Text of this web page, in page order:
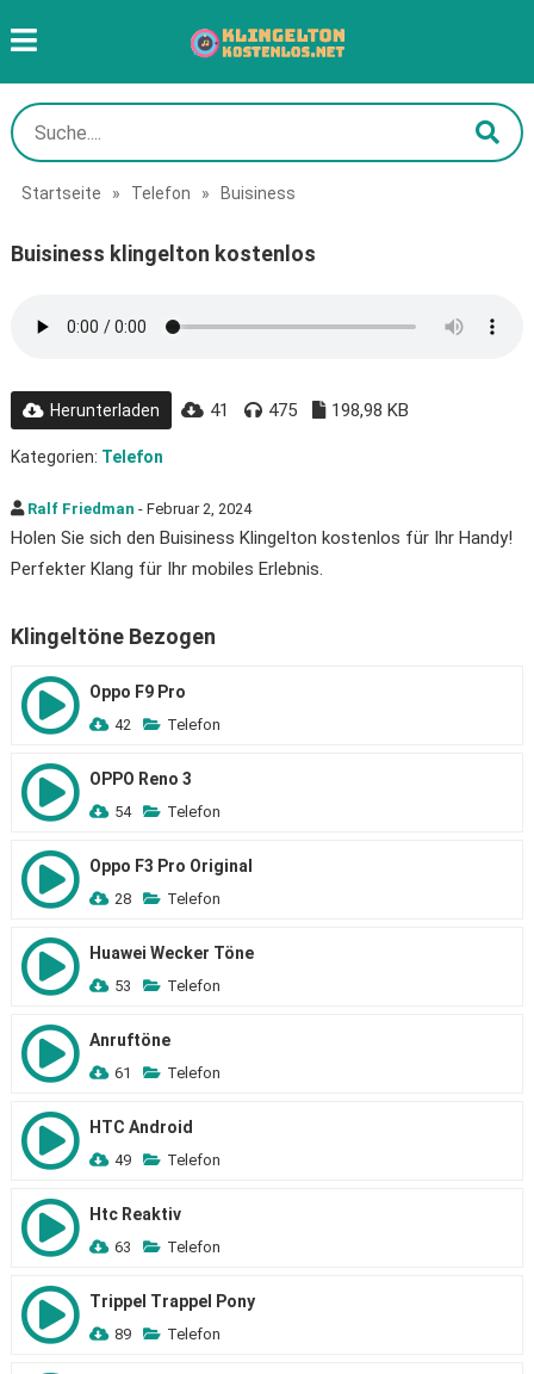
Startseite » Telefon » Buisiness
Buisiness klingelton kostenlos
Herunterladen 41 475 198,98 KB
Kategorien: Telefon
Ralf Friedman - Februar 2, 2024
Holen Sie sich den Buisiness Klingelton kostenlos für Ihr Handy!
Perfekter Klang für Ihr mobiles Erlebnis.
Klingeltöne Bezogen
Oppo F9 Pro
42 Telefon
OPPO Reno 3
54 Telefon
Oppo F3 Pro Original
28 Telefon
Huawei Wecker Töne
53 Telefon
Anruftöne
61 Telefon
HTC Android
49 Telefon
Htc Reaktiv
63 Telefon
Trippel Trappel Pony
89 Telefon